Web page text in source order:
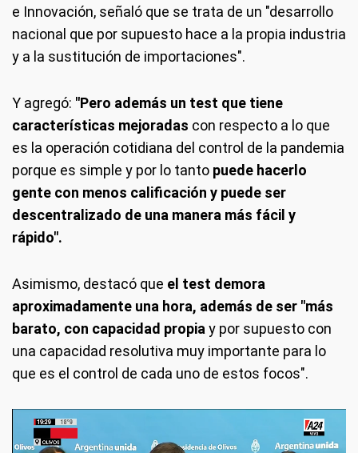
e Innovación, señaló que se trata de un "desarrollo
nacional que por supuesto hace a la propia industria
y a la sustitución de importaciones".
Y agregó: "Pero además un test que tiene
características mejoradas con respecto a lo que
es la operación cotidiana del control de la pandemia
porque es simple y por lo tanto puede hacerlo
gente con menos calificación y puede ser
descentralizado de una manera más fácil y
rápido".
Asimismo, destacó que el test demora
aproximadamente una hora, además de ser "más
barato, con capacidad propia y por supuesto con
una capacidad resolutiva muy importante para lo
que es el control de cada uno de estos focos".